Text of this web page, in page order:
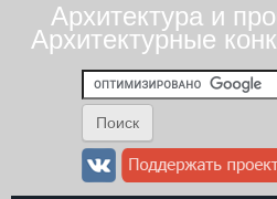
Архитектура и
Архитектурные